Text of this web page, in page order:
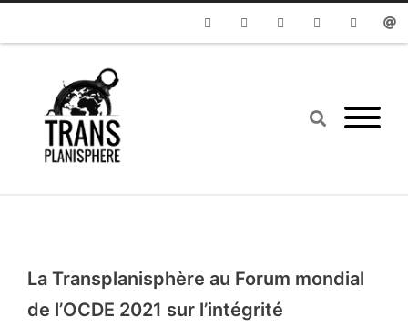
La Transplanisphère au Forum mondial
de l’OCDE 2021 sur l’intégrité